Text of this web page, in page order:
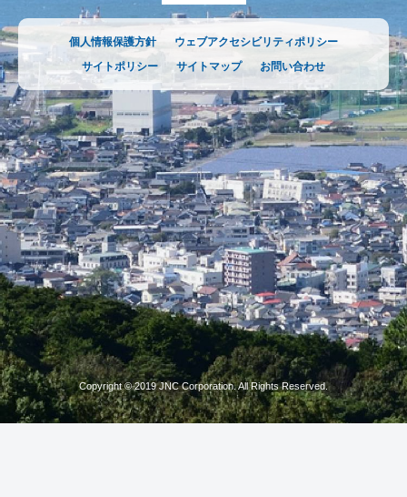
個人情報保護方針
ウェブアクセシビリティポリシー
サイトポリシー
サイトマップ お問い合わせ
Copyright © 2019 JNC Corporation. All Rights Reserved.